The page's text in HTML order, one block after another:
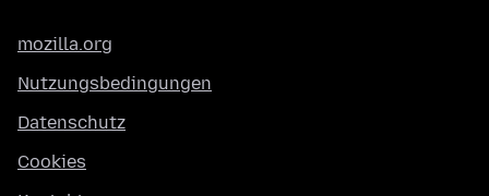
mozilla.org
Nutzungsbedingungen
Datenschutz
Cookies